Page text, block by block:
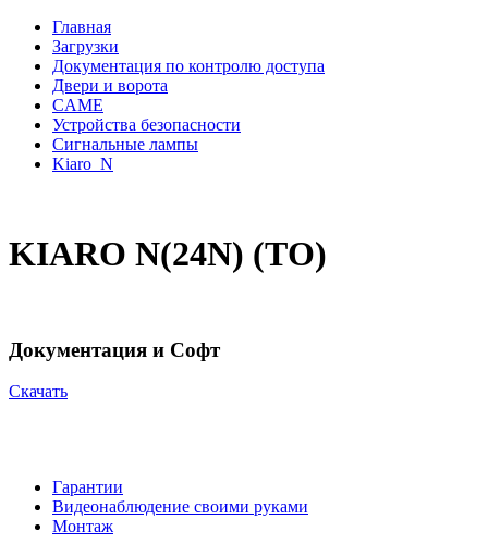
Главная
Загрузки
Документация по контролю доступа
Двери и ворота
CAME
Устройства безопасности
Сигнальные лампы
Kiaro_N
KIARO N(24N) (ТО)
Документация и Софт
Cкачать
Гарантии
Видеонаблюдение своими руками
Монтаж